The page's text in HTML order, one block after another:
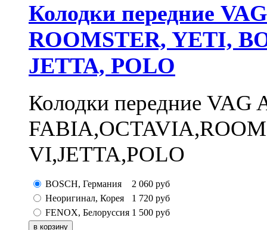
Колодки передние
ROOMSTER, YETI,
JETTA, POLO
Колодки передние VAG
VI,JETTA,POLO
BOSCH, Германия 2 060 руб
Неоригинал, Корея
1 720 руб
FENOX, Белоруссия 1 500 руб